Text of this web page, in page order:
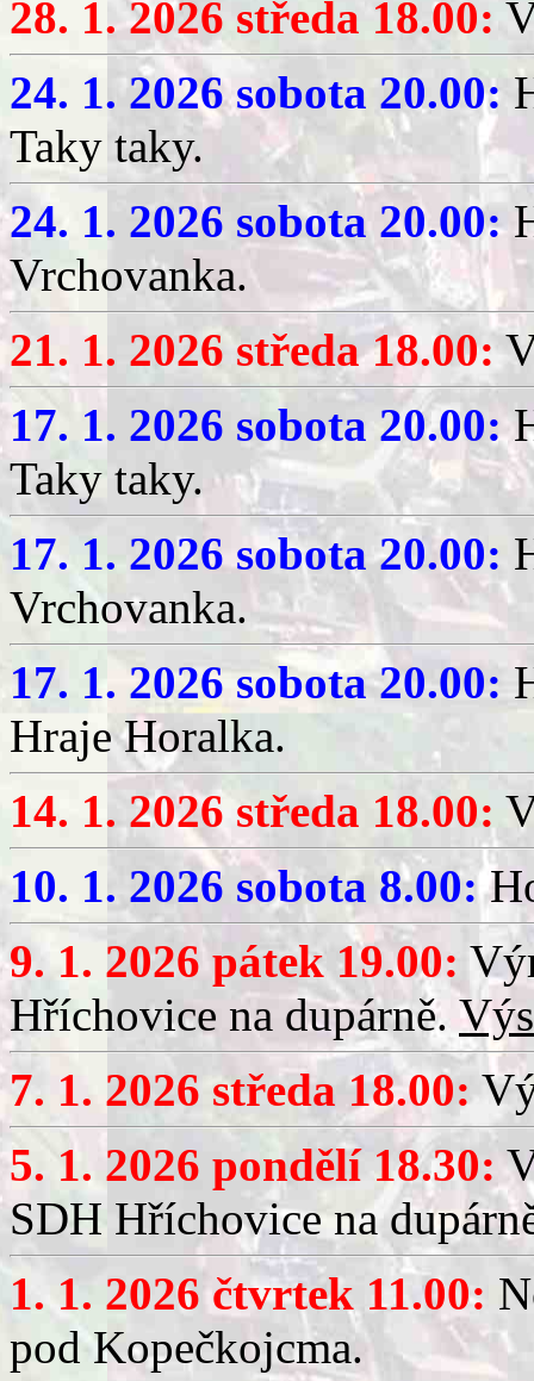
28. 1. 2026 středa 18.00:
24. 1. 2026 sobota 20.00:
Taky taky.
24. 1. 2026 sobota 20.00:
Vrchovanka.
21. 1. 2026 středa 18.00:
17. 1. 2026 sobota 20.00:
Taky taky.
17. 1. 2026 sobota 20.00:
Vrchovanka.
17. 1. 2026 sobota 20.00:
Hraje Horalka.
14. 1. 2026 středa 18.00:
10. 1. 2026 sobota 8.00:
9. 1. 2026 pátek 19.00:
Hříchovice na dupárně.
7. 1. 2026 středa 18.00:
5. 1. 2026 pondělí 18.30:
SDH Hříchovice na
1. 1. 2026 čtvrtek 11.00:
pod Kopečkojcma.